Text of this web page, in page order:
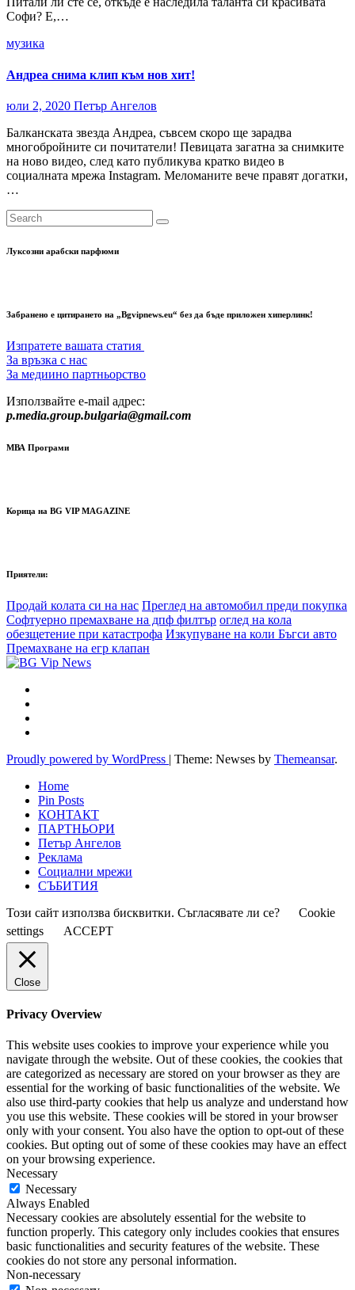
Софи? Е,…
музика
Андреа снима клип към нов хит!
юли 2, 2020 Петър Ангелов
Балканската звезда Андреа, съвсем скоро ще зарадва
многобройните си почитатели! Певицата загатна за снимките
на ново видео, след като публикува кратко видео в
социалната мрежа Instagram. Меломаните вече правят догатки,
…
Луксозни арабски парфюми
Забранено е цитирането на „Bgvipnews.eu“ без да бъде приложен хиперлинк!
Изпратете вашата статия
За връзка с нас
За медиино партньорство
Използвайте e-mail адрес:
p.media.group.bulgaria@gmail.com
МВА Програми
Корица на BG VIP MAGAZINE
Приятели:
Продай колата си на нас Преглед на автомобил преди покупка
Софтуерно премахване на дпф филтър оглед на кола
обезщетение при катастрофа Изкупуване на коли Бъгси авто
Премахване на егр клапан
Proudly powered by WordPress | Theme: Newses by Themeansar.
Home
Pin Posts
КОНТАКТ
ПАРТНЬОРИ
Петър Ангелов
Реклама
Социални мрежи
СЪБИТИЯ
Този сайт използва бисквитки. Съгласявате ли се?
Cookie
settings
ACCEPT
Close
Privacy Overview
This website uses cookies to improve your experience while you
navigate through the website. Out of these cookies, the cookies that
are categorized as necessary are stored on your browser as they are
essential for the working of basic functionalities of the website. We
also use third-party cookies that help us analyze and understand how
you use this website. These cookies will be stored in your browser
only with your consent. You also have the option to opt-out of these
cookies. But opting out of some of these cookies may have an effect
on your browsing experience.
Necessary
Necessary
Always Enabled
Necessary cookies are absolutely essential for the website to
function properly. This category only includes cookies that ensures
basic functionalities and security features of the website. These
cookies do not store any personal information.
Non-necessary